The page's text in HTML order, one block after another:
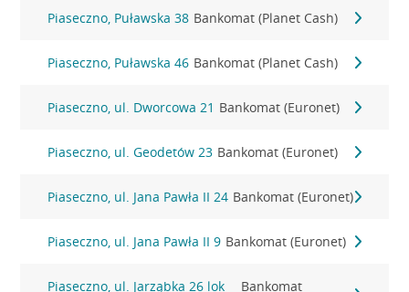
Piaseczno, Puławska 38 Bankomat (Planet Cash)
Piaseczno, Puławska 46 Bankomat (Planet Cash)
Piaseczno, ul. Dworcowa 21 Bankomat (Euronet)
Piaseczno, ul. Geodetów 23 Bankomat (Euronet)
Piaseczno, ul. Jana Pawła II 24 Bankomat (Euronet)
Piaseczno, ul. Jana Pawła II 9 Bankomat (Euronet)
Piaseczno, ul. Jarząbka 26 lok
Bankomat